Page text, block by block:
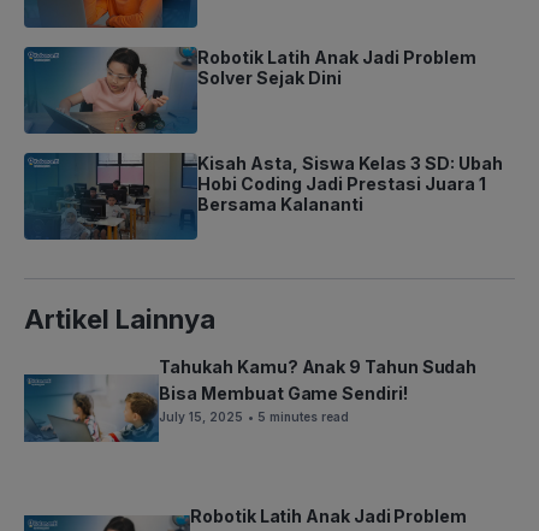
Robotik Latih Anak Jadi Problem
Solver Sejak Dini
Kisah Asta, Siswa Kelas 3 SD: Ubah
Hobi Coding Jadi Prestasi Juara 1
Bersama Kalananti
Artikel Lainnya
Tahukah Kamu? Anak 9 Tahun Sudah
Bisa Membuat Game Sendiri!
July 15, 2025 • 5 minutes read
Robotik Latih Anak Jadi Problem